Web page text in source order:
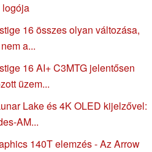
logója
16 összes olyan változása,
a...
16 AI+ C3MTG jelentősen
üzem...
Lake és 4K OLED kijelzővel:
AM...
140T elemzés - Az Arrow